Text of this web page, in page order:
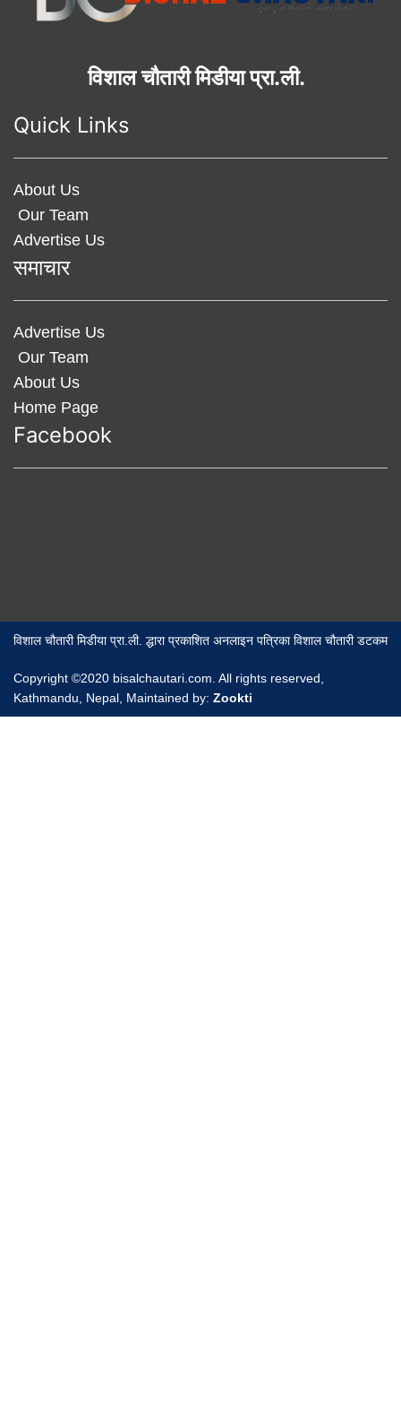
विशाल चौतारी मिडीया प्रा.ली.
Quick Links
About Us
Our Team
Advertise Us
समाचार
Advertise Us
Our Team
About Us
Home Page
Facebook
विशाल चौतारी मिडीया प्रा.ली. द्धारा प्रकाशित अनलाइन पत्रिका विशाल चौतारी डटकम
Copyright ©2020 bisalchautari.com. All rights reserved,
Kathmandu, Nepal, Maintained by: Zookti